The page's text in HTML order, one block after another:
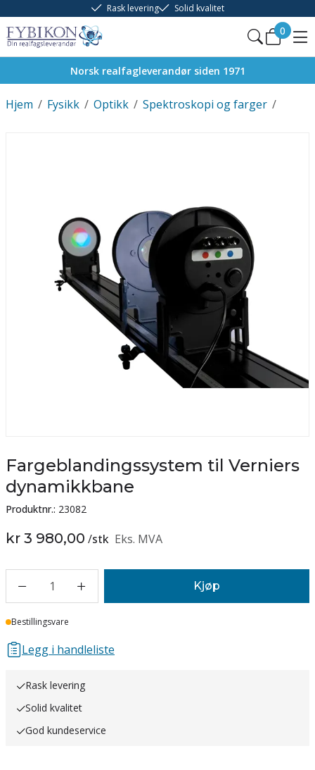
Rask levering Solid kvalitet
0
Norsk realfagleverandør siden 1971
/
Hjem /
Fysikk /
Optikk /
Spektroskopi og farger
Fargeblandingssystem til Verniers
dynamikkbane
Produktnr.: 23082
kr 3 980,00 /stk Eks. MVA
1 Kjøp
Lager
Bestillingsvare
Legg i handleliste
Rask levering
Solid kvalitet
God kundeservice